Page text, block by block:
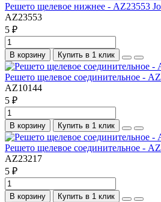
Решето щелевое нижнее - AZ23553
AZ23553
5 ₽
В корзину Купить в 1 клик
Решето щелевое соединительное -
AZ10144
5 ₽
В корзину Купить в 1 клик
Решето щелевое соединительное -
AZ23217
5 ₽
В корзину Купить в 1 клик